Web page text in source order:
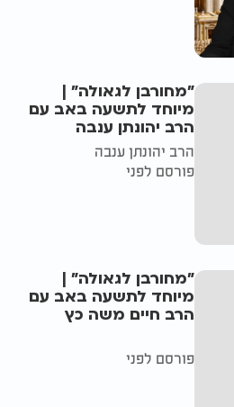
"מחורבן לגאולה" |
מיוחד לתשעה באב עם
הרב יהונתן ענבה
הרב יהונתן ענבה
פורסם לפני
"מחורבן לגאולה" |
מיוחד לתשעה באב עם
הרב חיים משה כץ
פורסם לפני